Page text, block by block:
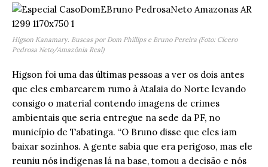
Higson Kanamary. Buscas por Dom Phillips e Bruno Pereira (Foto: Cícero
Pedrosa Neto/Amazônia Real)
Higson foi uma das últimas pessoas a ver os dois antes
que eles embarcarem rumo à Atalaia do Norte levando
consigo o material contendo imagens de crimes
ambientais que seria entregue na sede da PF, no
município de Tabatinga. “O Bruno disse que eles iam
baixar sozinhos. A gente sabia que era perigoso, mas ele
reuniu nós indígenas lá na base, tomou a decisão e nós